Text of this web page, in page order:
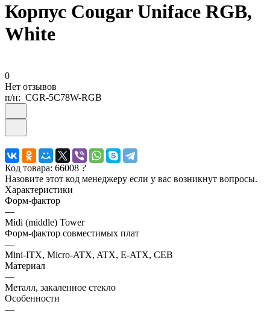
Корпус Cougar Uniface RGB,
White
0
Нет отзывов
п/н: CGR-5C78W-RGB
Код товара: 66008 ?
Назовите этот код менеджеру если у вас возникнут вопросы.
Характеристики
Форм-фактор
—
Midi (middle) Tower
Форм-фактор совместимых плат
—
Mini-ITX, Micro-ATX, ATX, E-ATX, CEB
Материал
—
Металл, закаленное стекло
Особенности
—